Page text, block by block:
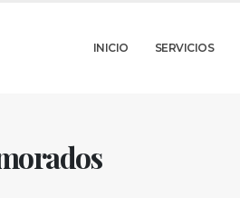
INICIO SERVICIOS